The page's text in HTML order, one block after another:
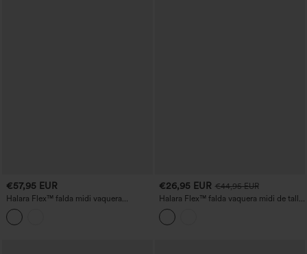
€57,95 EUR
Halara Flex™ falda midi vaquera
colorida de talle medio con abertura, de
estilo casual y con bolsillos.
€26,95 EUR €44,95 EUR
Halara Flex™ falda vaquera midi de talle
medio con bolsillos, lavado desgastado
y corte recto y holgado